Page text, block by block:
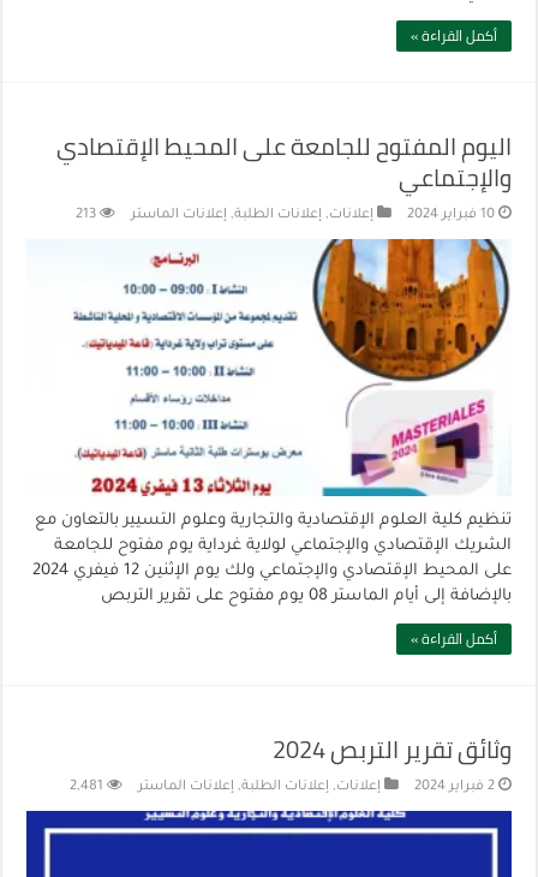
أكمل القراءة »
اليوم المفتوح للجامعة على المحيط الإقتصادي
والإجتماعي
10 فبراير 2024 إعلانات, إعلانات الطلبة, إعلانات الماستر 213
تنظيم كلية العلوم الإقتصادية والتجارية وعلوم التسيير بالتعاون مع
الشريك الإقتصادي والإجتماعي لولاية غرداية يوم مفتوح للجامعة
على المحيط الإقتصادي والإجتماعي ولك يوم الإثنين 12 فيفري 2024
بالإضافة إلى أيام الماستر 08 يوم مفتوح على تقرير التربص
أكمل القراءة »
وثائق تقرير التربص 2024
2 فبراير 2024 إعلانات, إعلانات الطلبة, إعلانات الماستر 2,481